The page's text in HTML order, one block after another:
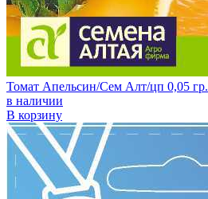
Томат Апельсин/Сем Алт/цп 0,05 гр.
в наличии
В корзину